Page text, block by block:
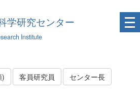
学研究センター
Institute
) 客員研究員 センター長